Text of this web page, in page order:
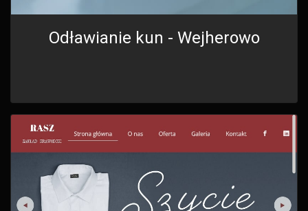
Odławianie kun - Wejherowo